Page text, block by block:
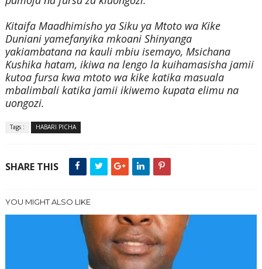
Kitaifa Maadhimisho ya Siku ya Mtoto wa Kike
Duniani yamefanyika mkoani Shinyanga
yakiambatana na kauli mbiu isemayo, Msichana
Kushika hatam, ikiwa na lengo la kuihamasisha jamii
kutoa fursa kwa mtoto wa kike katika masuala
mbalimbali katika jamii ikiwemo kupata elimu na
uongozi.
Tags : HABARI PICHA
SHARE THIS
YOU MIGHT ALSO LIKE